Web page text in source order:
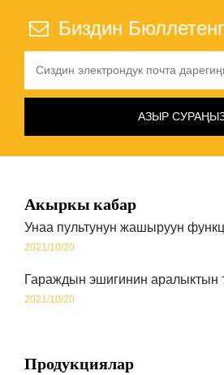
Биздин
Акыркы кабар
Унаа пультунун жашыруун
2021/10/20
Гараждын эшигинин аралыктын
2021/10/20
Продукциялар